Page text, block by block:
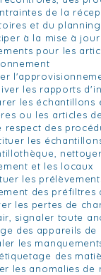
de la
et du
à la mise à
pour les
les rapports
les échantillons
ou les articles
respect des
les
et les locaux
les
des préfiltres
les pertes de
signaler toute
des appareils de
les
des
les anomalies de